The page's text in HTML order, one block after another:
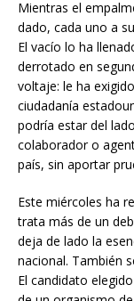
Mientras el
dado, cada uno a
El vacío lo ha
derrotado en
voltaje: le ha
ciudadanía
podría estar del
colaborador o
país, sin aportar
Este miércoles ha
trata más de un
deja de lado la
nacional. También
El candidato